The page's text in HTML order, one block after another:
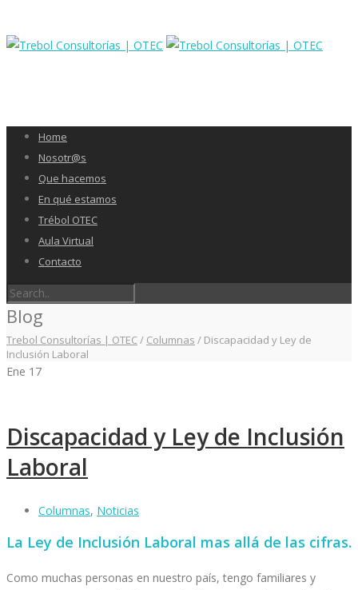
Home
Nosotr@s
Que hacemos
En qué estamos
Trébol OTEC
Aula Virtual
Contacto
Blog
Trebol Consultorías | OTEC/ Columnas / Discapacidad y Ley de
Inclusión Laboral
Ene 17
Discapacidad y Ley de Inclusión
Laboral
Columnas, Noticias
La Ley de Inclusión Laboral mas allá de las cifras.
Como muchas personas en nuestro país, tengo familiares y